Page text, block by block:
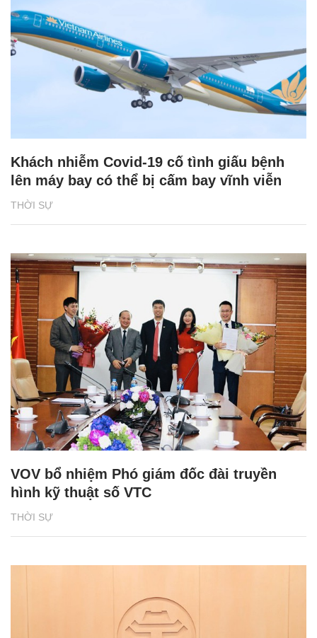
THỜI SỰ
Khách nhiễm Covid-19 cố tình giấu bệnh
lên máy bay có thể bị cấm bay vĩnh viễn
THỜI SỰ
VOV bổ nhiệm Phó giám đốc đài truyền
hình kỹ thuật số VTC